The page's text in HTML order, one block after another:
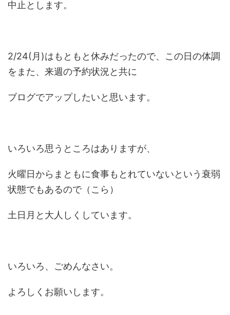
中止とします。
2/24(月)はもともと休みだったので、この日の体調
をまた、来週の予約状況と共に
ブログでアップしたいと思います。
いろいろ思うところはありますが、
火曜日からまともに食事もとれていないという衰弱
状態でもあるので（こら）
土日月と大人しくしています。
いろいろ、ごめんなさい。
よろしくお願いします。